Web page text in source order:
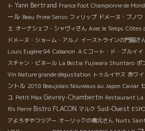
ト Yann Bertrand France Foot Championne de
ール Beau Prime Senso フィリップ ドメーヌ・ブノワ
ェ オーナシェフ・シャヴィさん Avec le Temps Côtes
ドメーヌ・ショーム・アルノ イーストラインの門脇さ
Louis Eugène 94 Cabanon ＡＣコート・ド・ブルイイ
スチャン・ビネール La Bestia Fujiwara Shuntaro ポ
Vin Nature grande dégustation トゥルイヤス 赤ワイ
ントル 2018 Beaujolais Nouveaux au Japon Caviar
ユ Petit Max Gevrey-Chambertin Restaurant La
fils Pierre Bistro FLACON マルク Sud-Ouest
アよろずやつツアー オーリックの橋元さん Nuits